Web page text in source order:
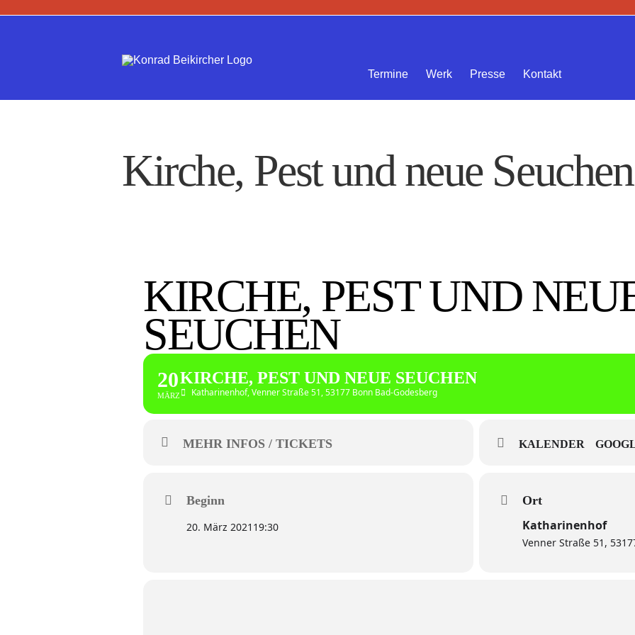
Termine
Werk Presse Kontakt
Kirche, Pest und neue Seuchen
KIRCHE, PEST UND
SEUCHEN
20
MÄRZ
KIRCHE, PEST UND NEUE SEUCHEN
Katharinenhof, Venner Straße 51, 53177 Bonn Bad-Godesberg
MEHR INFOS / TICKETS KALENDER
Beginn
20. März 2021 19:30
Ort
Katharinenhof
Venner Straße 51,